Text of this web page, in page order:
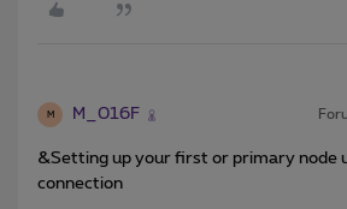
M M_016F
&Setting up your first or primary node
connection